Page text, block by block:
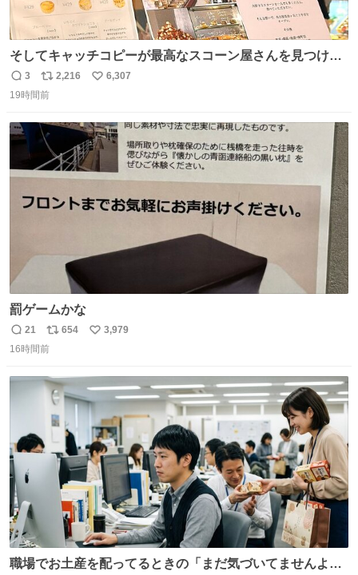
そしてキャッチコピーが最高なスコーン屋さんを見つけて
しまったので思わず買い込んでしまった。スコーンなんて
パッサパサなほどええですからね。
返
信
3
リ
ポ
ト
数
2,216
い
数
6,307
19時間前
罰ゲームかな
返
信
21
リ
ポ
ト
数
654
い
数
3,979
16時間前
職場でお土産を配ってるときの「まだ気づいてませんよ」